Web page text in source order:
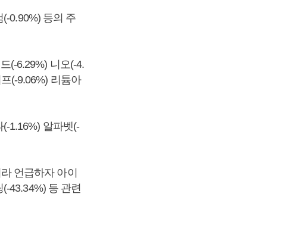
0.90%) 등의 주
(-6.29%) 니오(-4.
(-9.06%) 리튬아
1.16%) 알파벳(-
언급하자 아이
43.34%) 등 관련